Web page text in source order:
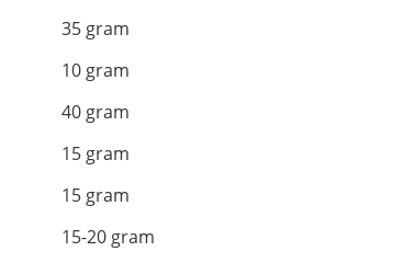
35 gram
10 gram
40 gram
15 gram
15 gram
15-20 gram